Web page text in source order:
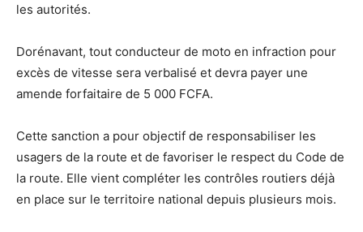
les autorités.
Dorénavant, tout conducteur de moto en infraction pour
excès de vitesse sera verbalisé et devra payer une
amende forfaitaire de 5 000 FCFA.
Cette sanction a pour objectif de responsabiliser les
usagers de la route et de favoriser le respect du Code de
la route. Elle vient compléter les contrôles routiers déjà
en place sur le territoire national depuis plusieurs mois.